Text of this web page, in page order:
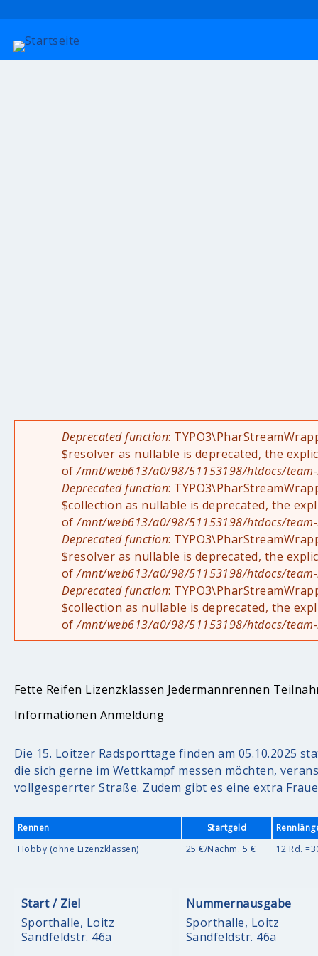
Fehlermeldung
Deprecated function:
$resolver as nullable is deprecated, the
of/mnt/web613/a0/98/51153198/htdocs/
Deprecated function:
$collection as nullable is deprecated, the
of/mnt/web613/a0/98/51153198/htdocs/
Deprecated function:
$resolver as nullable is deprecated, the
of/mnt/web613/a0/98/51153198/htdocs/
Deprecated function:
$collection as nullable is deprecated, the
of/mnt/web613/a0/98/51153198/htdocs/
Fette Reifen Lizenzklassen Jedermannrennen
Informationen Anmeldung
Die 15. Loitzer Radsporttage finden am 05.10.2025
die sich gerne im Wettkampf messen möchten,
vollgesperrter Straße. Zudem gibt es eine extra
Rennen
Hobby (ohne Lizenzklassen)
Startgeld
25 €/Nachm. 5 €
12 Rd.
Start / Ziel
Sporthalle, Loitz
Sandfeldstr. 46a
Nummernausgabe
Sporthalle, Loitz
Sandfeldstr. 46a